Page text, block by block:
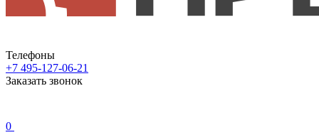
Телефоны
+7 495-127-06-21
Заказать звонок
0